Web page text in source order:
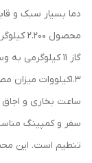
دما بسیار سبک و
گاز 11
ساعت بخاری و اجاق
سفر و کمپینگ
تنطیم است. این